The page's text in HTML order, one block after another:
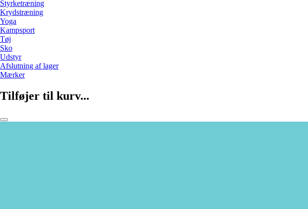
Styrketræning
Krydstræning
Yoga
Kampsport
Tøj
Sko
Udstyr
Afslutning af lager
Mærker
Tilføjer til kurv...